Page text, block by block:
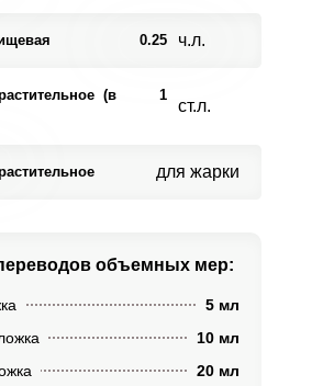
0.25 ч.л.
(в
1
ст.л.
для жарки
объемных мер:
5 мл
10 мл
20 мл